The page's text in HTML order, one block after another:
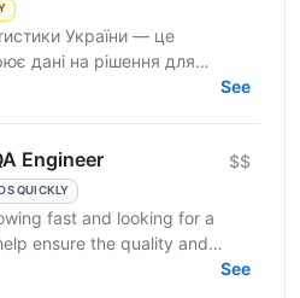
України — це
дані на рішення для
у процесі
See
Engineer
QUICKLY
$$
fast and looking for a
ensure the quality and
You will work...
See